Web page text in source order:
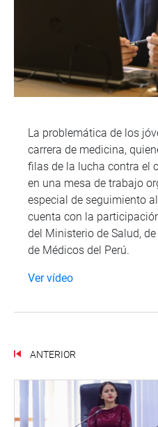
La problemática de los
carrera de medicina,
filas de la lucha contra el
en una mesa de trabajo
especial de seguimiento
cuenta con la
del Ministerio de Salud,
de Médicos del Perú.
Ver vídeo
ANTERIOR